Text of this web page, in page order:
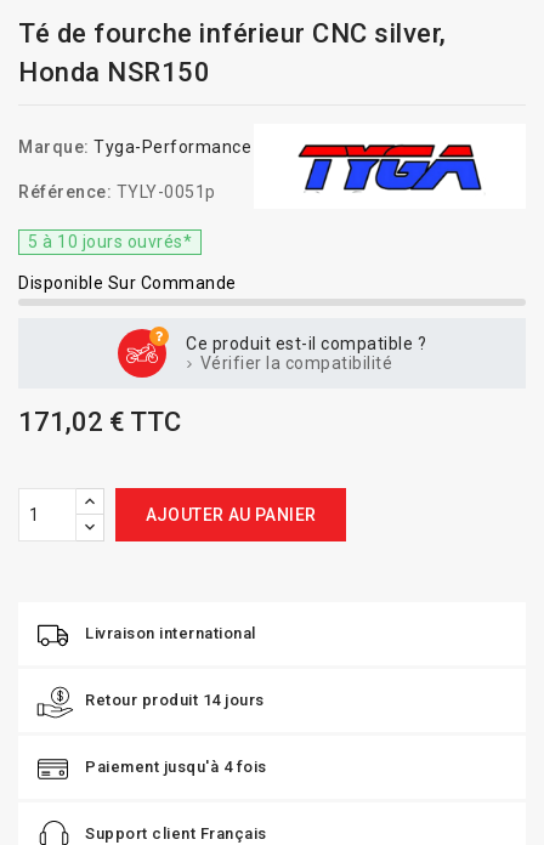
Té de fourche inférieur CNC silver,
Honda NSR150
Marque: Tyga-Performance
Référence: TYLY-0051p
5 à 10 jours ouvrés*
Disponible Sur Commande
Ce produit est-il compatible ?
Vérifier la compatibilité
171,02 € TTC
AJOUTER AU PANIER
Livraison international
Retour produit 14 jours
Paiement jusqu'à 4 fois
Support client Français